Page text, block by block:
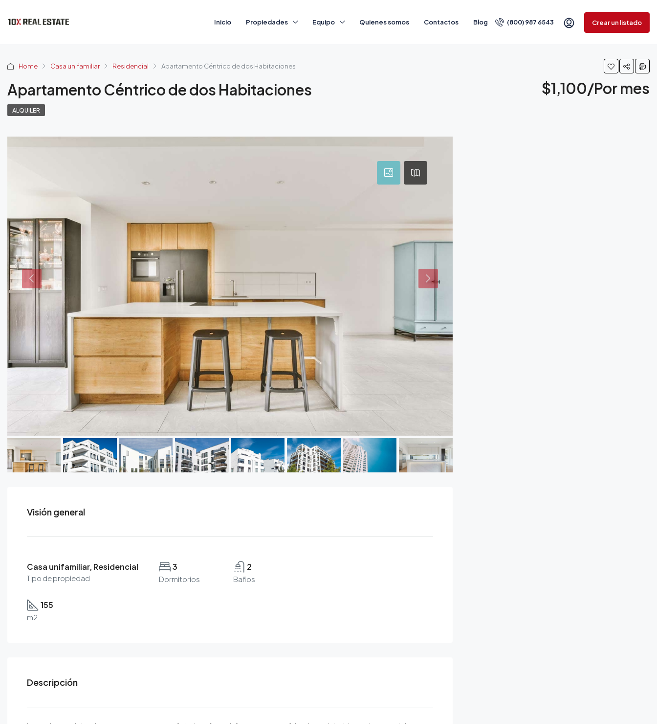
Inicio Propiedades Equipo Quienes somos Contactos Blog (800) 987 6543 Crear un listado
Home Casa unifamiliar Residencial Apartamento Céntrico de dos Habitaciones
Apartamento Céntrico de dos Habitaciones $1,100/Por mes
ALQUILER
Visión general
Casa unifamiliar, Residencial
Tipo de propiedad
3
Dormitorios
2
Baños
155
m2
Descripción